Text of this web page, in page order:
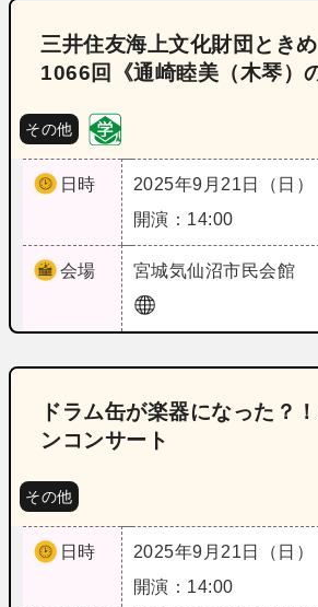
三井住友海上文化財団とき
1066回《通崎睦美（木琴）
その他
日時
2025年9月21日（日）
開演：14:00
会場 宮城気仙沼市民会館
ドラム缶が楽器になった？
ンコンサート
その他
日時
2025年9月21日（日）
開演：14:00